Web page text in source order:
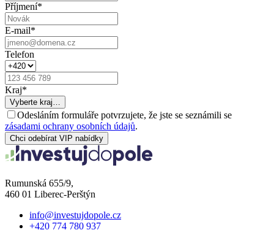
Příjmení*
E-mail*
Telefon
Kraj*
Vyberte kraj…
Odesláním formuláře potvrzujete, že jste se seznámili se
zásadami ochrany osobních údajů.
Chci odebírat VIP nabídky
Rumunská 655/9,
460 01 Liberec-Perštýn
info@investujdopole.cz
+420 774 780 937